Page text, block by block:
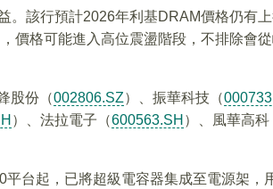
。該行預計2026年利基DRAM價格仍有
價格可能進入高位震盪階段，不排除會
股份（002806.SZ）、振華科技（
）、法拉電子（600563.SH ）、風華高科
台起，已將超級電容器集成至電源架，